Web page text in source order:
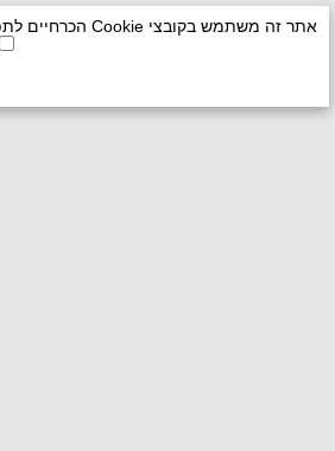
אתר זה משתמש בקובצי Cookie הכרחיים לתפקוד טופס ההזמנה בלבד. ללא אישור השימוש בקובצי Cookie אלה, לא ניתן להגיש הזמנה.